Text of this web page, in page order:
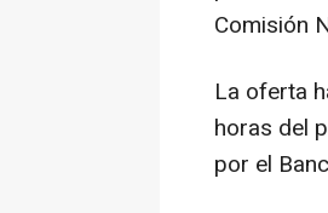
Comisión
La oferta
horas del
por el